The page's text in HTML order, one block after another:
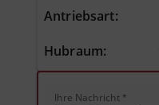
Antriebsart:
Hubraum:
Ihre Nachricht *